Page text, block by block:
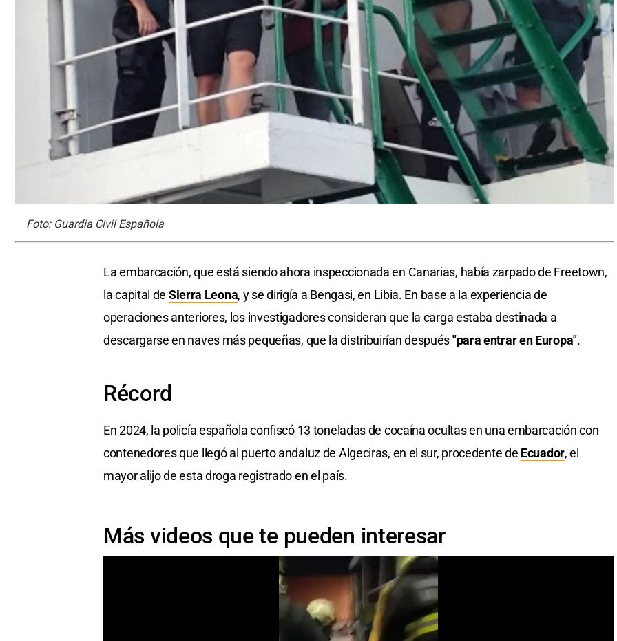
Foto: Guardia Civil Española
La embarcación, que está siendo ahora inspeccionada en Canarias, había zarpado de Freetown,
la capital de Sierra Leona, y se dirigía a Bengasi, en Libia. En base a la experiencia de
operaciones anteriores, los investigadores consideran que la carga estaba destinada a
descargarse en naves más pequeñas, que la distribuirían después"para entrar en Europa".
Récord
En 2024, la policía española confiscó 13 toneladas de cocaína ocultas en una embarcación con
contenedores que llegó al puerto andaluz de Algeciras, en el sur, procedente de Ecuador, el
mayor alijo de esta droga registrado en el país.
Más videos que te pueden interesar